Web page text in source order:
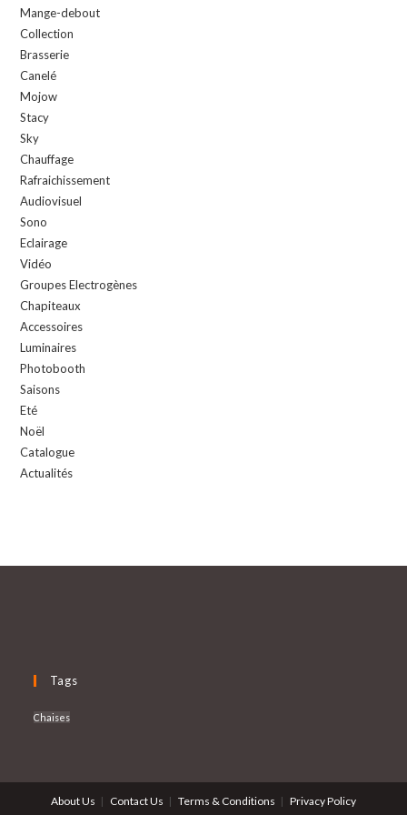
Mange-debout
Collection
Brasserie
Canelé
Mojow
Stacy
Sky
Chauffage
Rafraichissement
Audiovisuel
Sono
Eclairage
Vidéo
Groupes Electrogènes
Chapiteaux
Accessoires
Luminaires
Photobooth
Saisons
Eté
Noël
Catalogue
Actualités
Tags
Chaises
About Us Contact Us Terms & Conditions Privacy Policy